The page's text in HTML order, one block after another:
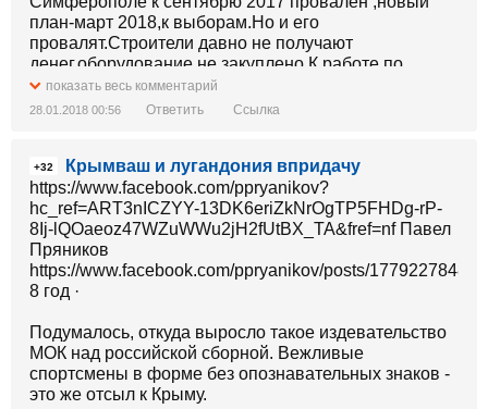
план-март 2018,к выборам.Но и его
провалят.Строители давно не получают
денег,оборудование не закуплено.К работе по
подстанциям и ЛЭП-330 не приступали.К
сожалению,не слышно голоса великого друга
показать весь комментарий
28.01.2018 00:56 Ответить Ссылка
+32
Крымваш и лугандония впридачу
https://www.facebook.com/ppryanikov?
hc_ref=ART3nICZYY-13DK6eriZkNrOgTP5FHDg-rP-
8Ij-lQOaeoz47WZuWWu2jH2fUtBX_TA&fref=nf Павел
Пряников
https://www.facebook.com/ppryanikov/posts/
8 год ·
Подумалось, откуда выросло такое издевательство
МОК над российской сборной. Вежливые
спортсмены в форме без опознавательных знаков -
это же отсыл к Крыму.